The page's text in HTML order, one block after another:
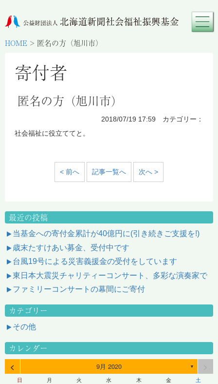
HOME > 匿名の方（旭川市）
寄付者
匿名の方（旭川市）
2018/07/19 17:59 カテゴリー：
社会福祉に役立ててと。
< 前へ 記事一覧へ 次へ >
最近の投稿
当基金への寄付金累計が40億円に(引き続きご支援を!)
歳末たすけあい募金、受付中です
台風19号による災害義援金の受付をしています
東日本大震災チャリティーコンサート、多彩な演奏家で
ファミリーコンサートの幕間にご寄付
カテゴリー
その他
カレンダー
< 9月 2020 ▼
日 月 火 水 木 金 土